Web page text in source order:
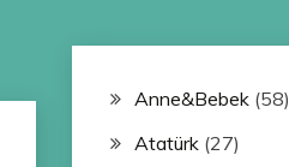
Anne&Bebek(58)
Atatürk(27)